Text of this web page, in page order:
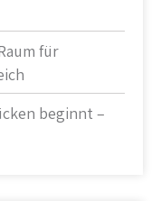
für
beginnt –